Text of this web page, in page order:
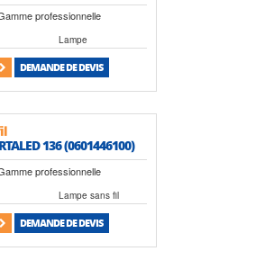
professionnelle
Lampe
DEMANDE DE DEVIS
136 (0601446100)
professionnelle
Lampe sans fil
DEMANDE DE DEVIS